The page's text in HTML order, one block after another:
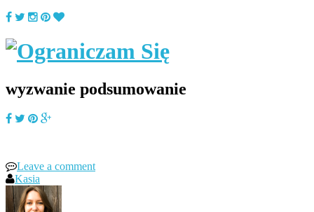
wyzwanie podsumowanie
Leave a comment
Kasia